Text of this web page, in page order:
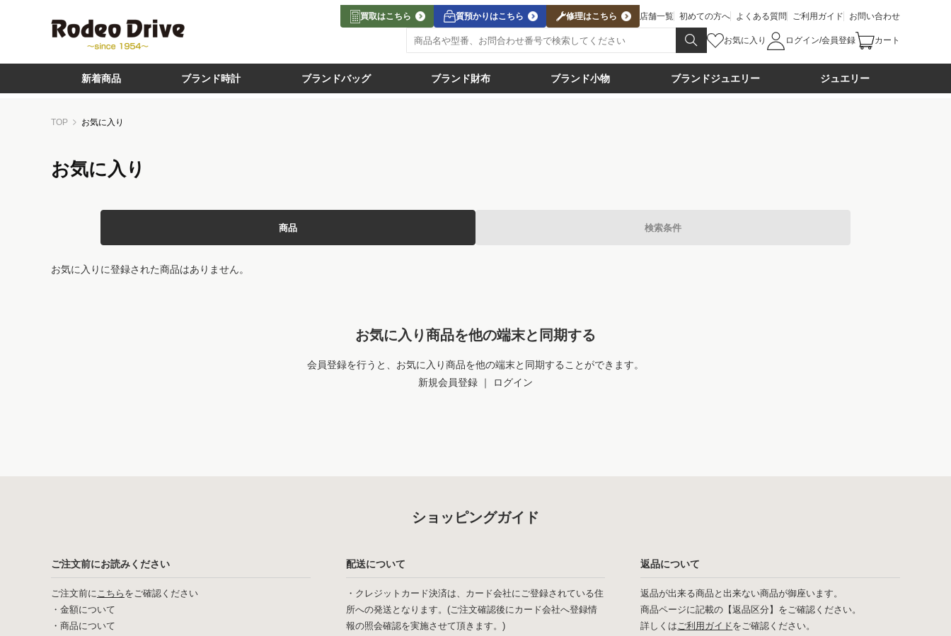
買取はこちら 質預かりはこちら 修理はこちら 店舗一覧 初めての方へ よくある質問 ご利用ガイド お問い合わせ
お気に入り ログイン/会員登録 カート
新着商品 ブランド時計 ブランドバッグ ブランド財布 ブランド小物 ブランドジュエリー ジュエリー
TOP お気に入り
お気に入り
商品 検索条件
お気に入りに登録された商品はありません。
お気に入り商品を他の端末と同期する
会員登録を行うと、お気に入り商品を他の端末と同期することができます。
新規会員登録 ｜ ログイン
ショッピングガイド
ご注文前にお読みください
ご注文前にこちら をご確認ください
・ 金額について
・ 商品について
配送について
・クレジットカード決済は、カード会社にご登録されている住
所への発送となります。(ご注文確認後にカード会社へ登録情
報の照会確認を実施させて頂きます。)
返品について
返品が出来る商品と出来ない商品が御座います。
商品ページに記載の【返品区分】をご確認ください。
詳しくはご利用ガイドをご確認ください。